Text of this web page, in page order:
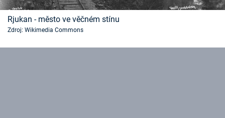
Rjukan - město ve věčném stínu
Zdroj: Wikimedia Commons